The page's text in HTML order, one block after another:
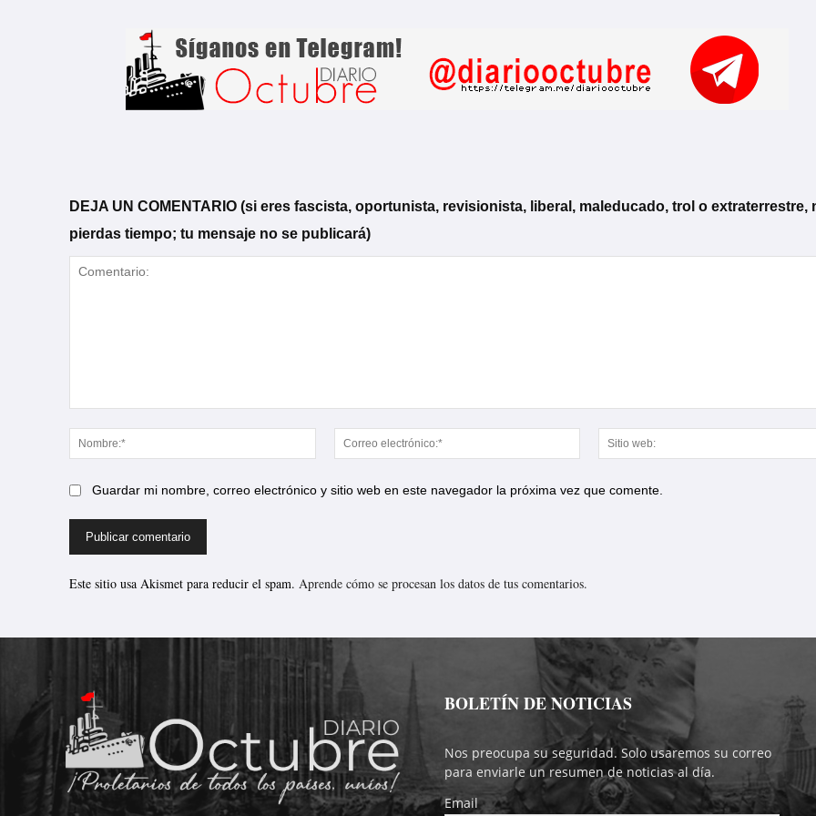
DEJA UN COMENTARIO (si eres fascista, oportunista, revisionista, liberal, maleducado, trol o extraterrestre,
pierdas tiempo; tu mensaje no se publicará)
Nombre:*
Correo
electrónico:*
Guardar mi nombre, correo electrónico y sitio web en este navegador la próxima vez que comente.
Este sitio usa Akismet para reducir el spam. Aprende cómo se procesan los datos de tus comentarios.
BOLETÍN DE NOTICIAS
Nos preocupa su seguridad. Solo usaremos su correo
para enviarle un resumen de noticias al día.
Email